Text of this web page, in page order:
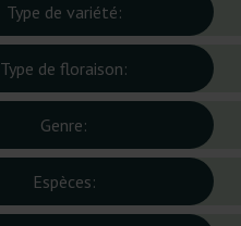
Type de variété:
Type de floraison:
Genre:
Espèces: